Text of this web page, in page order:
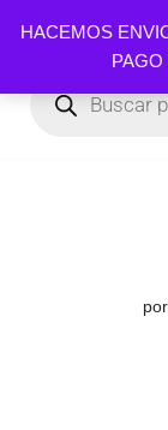
HACEMOS
al
contenido
por